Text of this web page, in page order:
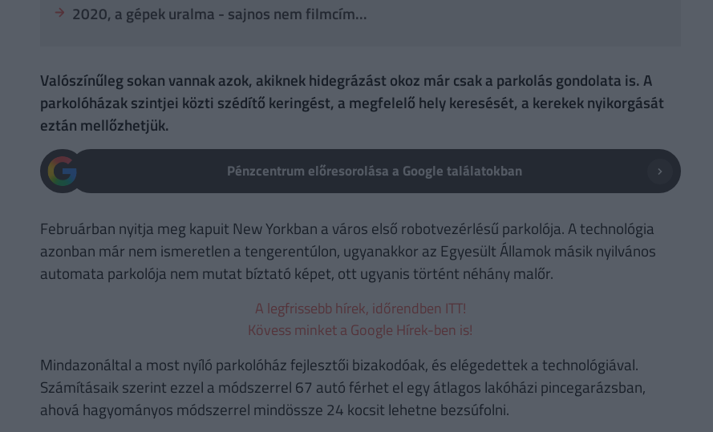
2020, a gépek uralma - sajnos nem filmcím...
Valószínűleg sokan vannak azok, akiknek hidegrázást okoz már csak a parkolás gondolata is. A
parkolóházak szintjei közti szédítő keringést, a megfelelő hely keresését, a kerekek nyikorgását
eztán mellőzhetjük.
Pénzcentrum előresorolása a Google találatokban
Februárban nyitja meg kapuit New Yorkban a város első robotvezérlésű parkolója. A technológia
azonban már nem ismeretlen a tengerentúlon, ugyanakkor az Egyesült Államok másik nyilvános
automata parkolója nem mutat bíztató képet, ott ugyanis történt néhány malőr.
A legfrissebb hírek, időrendben ITT!
Kövess minket a Google Hírek-ben is!
Mindazonáltal a most nyíló parkolóház fejlesztői bizakodóak, és elégedettek a technológiával.
Számításaik szerint ezzel a módszerrel 67 autó férhet el egy átlagos lakóházi pincegarázsban,
ahová hagyományos módszerrel mindössze 24 kocsit lehetne bezsúfolni.